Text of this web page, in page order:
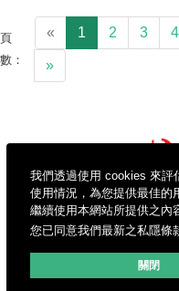
我們透過使用 cookies 來評
使用情況，為您提供最佳的
繼續使用本網站所提供之內
您已同意我們最新之私隱條
關閉
頁
數：
« 1 2 3 4
»
信報財經新聞有
Copyright © 2026 Hong
Limited.